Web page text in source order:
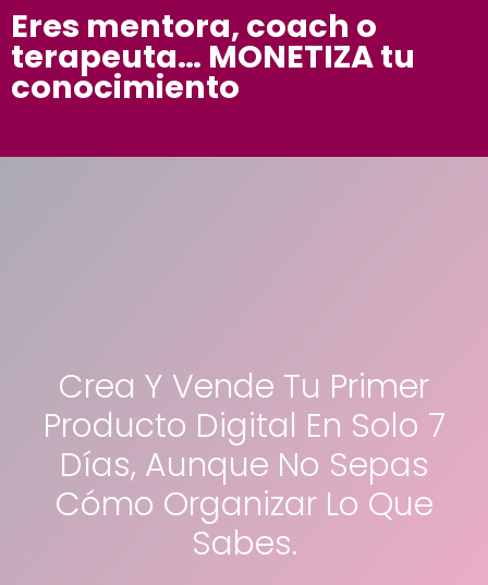
Eres mentora, coach o
terapeuta… MONETIZA tu
conocimiento
Crea Y Vende Tu Primer
Producto Digital En Solo 7
Días, Aunque No Sepas
Cómo Organizar Lo Que
Sabes.